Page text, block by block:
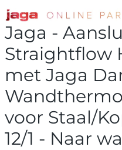
Jaga -
Straightflow
met Jaga
voor Staal/
12/1 - Naar